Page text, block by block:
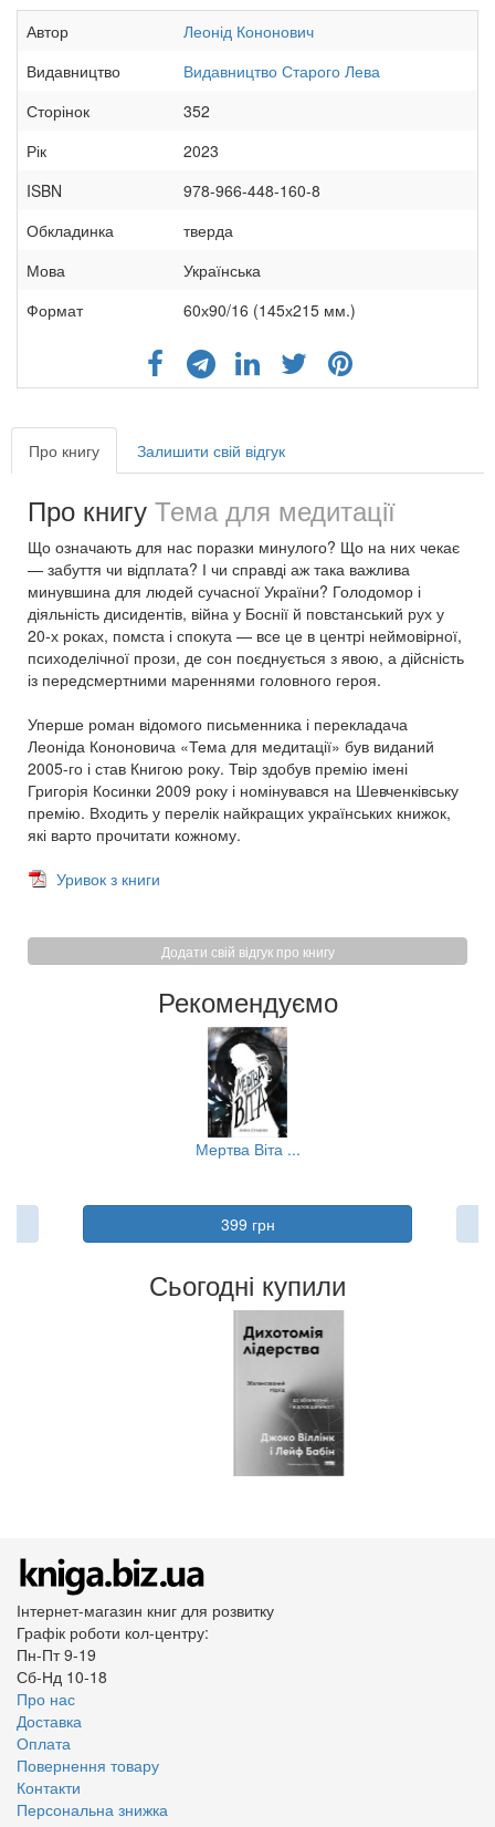
Автор
Леонід Кононович
Видавництво
Видавництво Старого Лева
Сторінок
352
Рік
2023
ISBN
978-966-448-160-8
Обкладинка
тверда
Мова
Українська
Формат
60х90/16 (145х215 мм.)
Про книгу Залишити свій відгук
Про книгу Тема для медитації
Що означають для нас поразки минулого? Що на них чекає
— забуття чи відплата? І чи справді аж така важлива
минувшина для людей сучасної України? Голодомор і
діяльність дисидентів, війна у Боснії й повстанський рух у
20-х роках, помста і спокута — все це в центрі неймовірної,
психоделічної прози, де сон поєднується з явою, а дійсність
із передсмертними мареннями головного героя.
Уперше роман відомого письменника і перекладача
Леоніда Кононовича «Тема для медитації» був виданий
2005-го і став Книгою року. Твір здобув премію імені
Григорія Косинки 2009 року і номінувався на Шевченківську
премію. Входить у перелік найкращих українських книжок,
які варто прочитати кожному.
Уривок з книги
Додати свій відгук про книгу
Рекомендуємо
Мертва Віта ...
399 грн
Сьогодні купили
Інтернет-магазин книг для розвитку
Графік роботи кол-центру:
Пн-Пт 9-19
Сб-Нд 10-18
Про нас
Доставка
Оплата
Повернення товару
Контакти
Персональна знижка